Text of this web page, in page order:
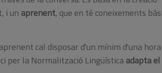
i un aprenent, que en té coneixements
cal disposar d'un mínim d'una
per la Normalització Lingüísticaadapta